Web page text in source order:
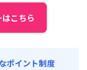
こちら
ポイント制度